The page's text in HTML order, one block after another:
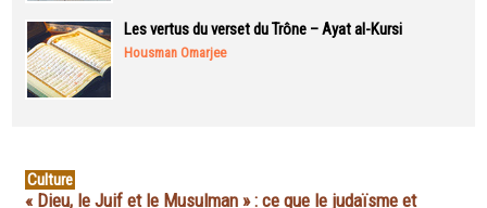
Les vertus du verset du Trône – Ayat al-Kursi
Housman Omarjee
Culture
« Dieu, le Juif et le Musulman » : ce que le judaïsme et